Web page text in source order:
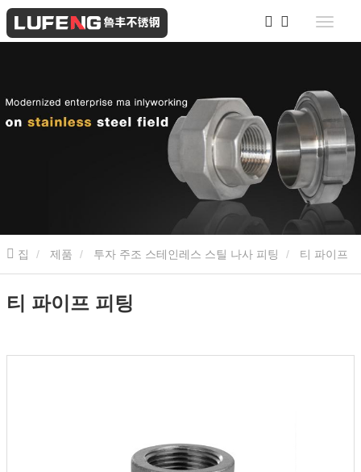
집 제품 투자 주조 스테인레스 스틸 나사 피팅
피팅
티 파이프 피팅